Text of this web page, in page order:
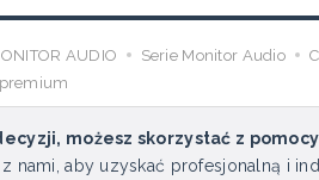
AUDIO Serie Monitor Audio
możesz skorzystać z
nami, aby uzyskać profesjonalną i